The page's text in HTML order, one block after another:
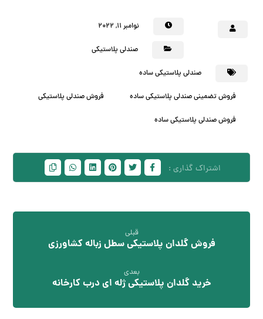
نوامبر ۱۱, ۲۰۲۲
صندلی پلاستیکی
صندلی پلاستیکی ساده
فروش تضمینی صندلی پلاستیکی ساده فروش صندلی پلاستیکی
فروش صندلی پلاستیکی ساده
قبلی
فروش گلدان پلاستیکی سطل زباله کشاورزی
بعدی
خرید گلدان پلاستیکی ژله ای درب کارخانه